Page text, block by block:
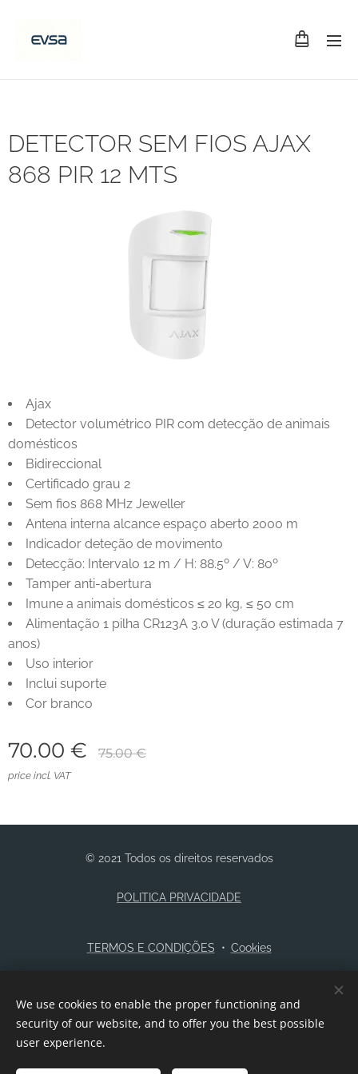
DETECTOR SEM FIOS AJAX
868 PIR 12 MTS
Ajax
Detector volumétrico PIR com detecção de animais
domésticos
Bidireccional
Certificado grau 2
Sem fios 868 MHz Jeweller
Antena interna alcance espaço aberto 2000 m
Indicador deteção de movimento
Detecção: Intervalo 12 m / H: 88.5º / V: 80º
Tamper anti-abertura
Imune a animais domésticos ≤ 20 kg, ≤ 50 cm
Alimentação 1 pilha CR123A 3.0 V (duração estimada 7
anos)
Uso interior
Inclui suporte
Cor branco
70.00 € 75.00€
price incl. VAT
© 2021 Todos os direitos reservados
POLITICA PRIVACIDADE
TERMOS E CONDIÇÕES Cookies
Português
English
We use cookies to enable the proper functioning and
security of our website, and to offer you the best possible
user experience.